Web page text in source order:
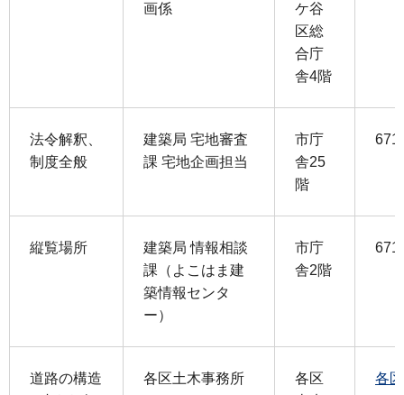
画係
ケ谷
区総
合庁
舎4階
法令解釈、
制度全般
建築局 宅地審査
課 宅地企画担当
市庁
舎25
階
縦覧場所
建築局 情報相談
課（よこはま建
築情報センタ
ー）
市庁
舎2階
道路の構造
各区土木事務所
各区
各